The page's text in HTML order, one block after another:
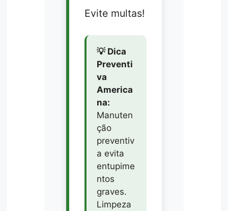
Evite multas!
💡 Dica
Preventi
va
America
na:
Manuten
ção
preventiv
a evita
entupime
ntos
graves.
Limpeza